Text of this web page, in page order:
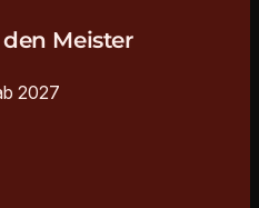
Meister
2027